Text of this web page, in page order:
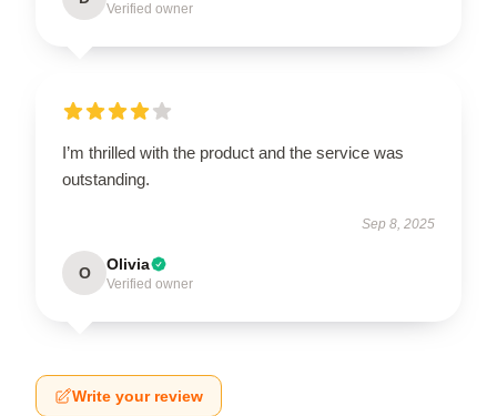
Verified owner
I’m thrilled with the product and the service was
outstanding.
Sep 8, 2025
O Olivia
Verified owner
Write your review